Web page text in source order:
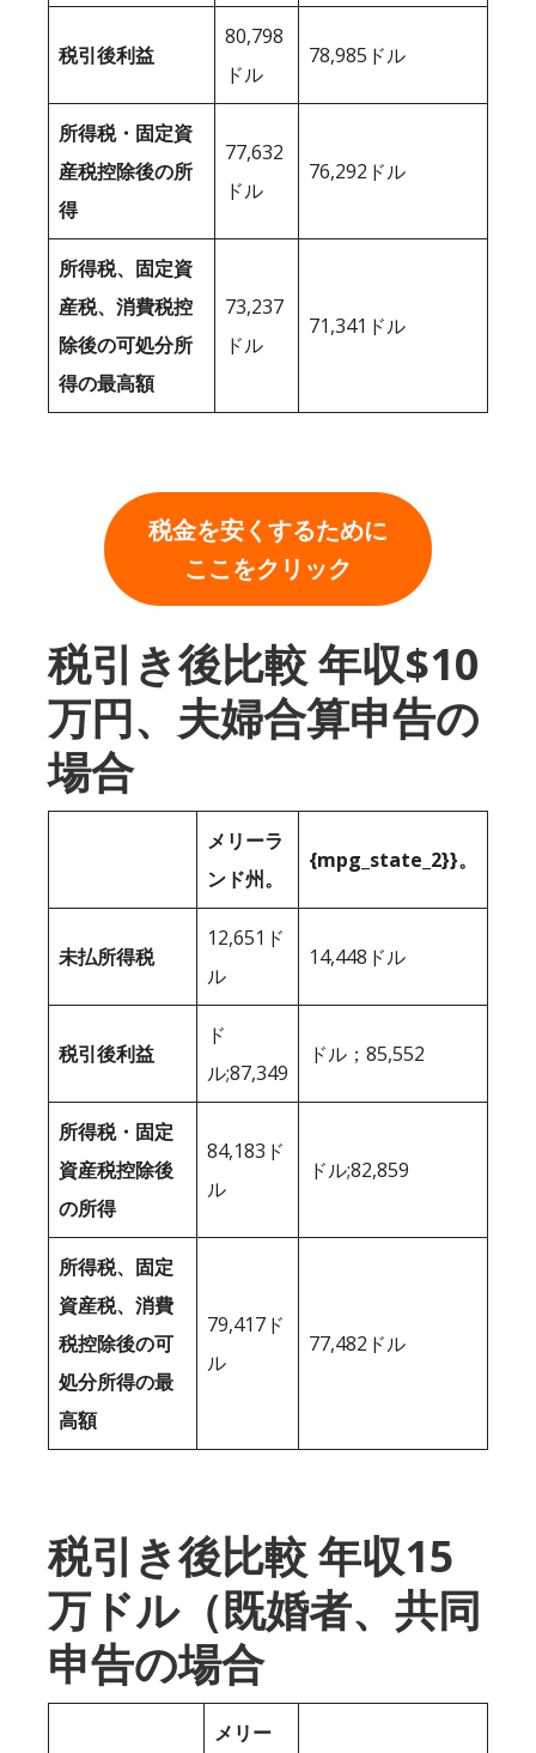
税引後利益
80,798
ドル
78,985ドル
所得税・固定資
産税控除後の所
得
77,632
ドル
76,292ドル
所得税、固定資
産税、消費税控
除後の可処分所
得の最高額
73,237
ドル
71,341ドル
税金を安くするために
ここをクリック
税引き後比較 年収$10
万円、夫婦合算申告の
場合
メリーラ
ンド州。
{mpg_state_2}}。
未払所得税
12,651ド
ル
14,448ドル
税引後利益
ド
ル;87,349
ドル；85,552
所得税・固定
資産税控除後
の所得
84,183ド
ル
ドル;82,859
所得税、固定
資産税、消費
税控除後の可
処分所得の最
高額
79,417ド
ル
77,482ドル
税引き後比較 年収15
万ドル（既婚者、共同
申告の場合
メリー